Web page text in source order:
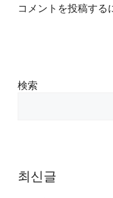
コメントを投稿する
検索
최신글